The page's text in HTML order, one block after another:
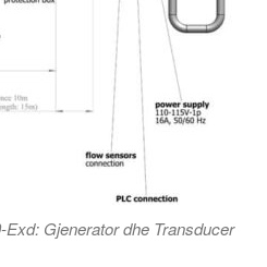
Gjenerator dhe Transducer